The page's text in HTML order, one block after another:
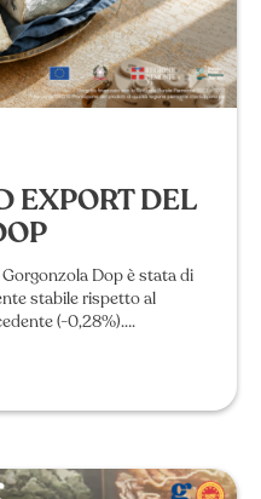
EXPORT DEL
Dop è stata di
stabile rispetto al
(-0,28%).